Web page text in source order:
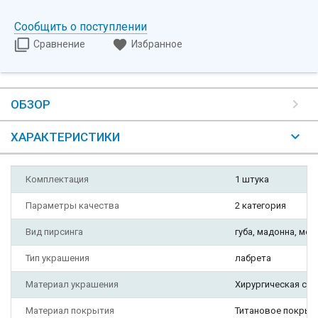
Сообщить о поступлении
Сравнение Избранное
ОБЗОР
ХАРАКТЕРИСТИКИ
Комплектация 1 штука
Параметры качества 2 категория
Вид пирсинга губа, мадонна,
Тип украшения лабрета
Материал украшения Хирургическая
Материал покрытия Титановое